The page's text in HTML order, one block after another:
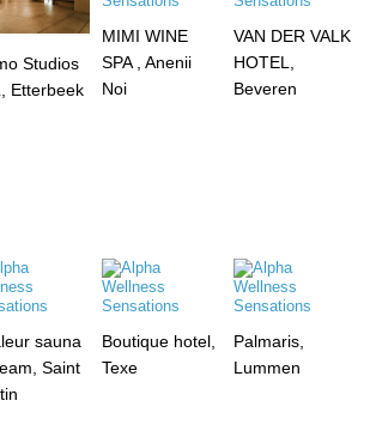
Studios
Etterbeek
MIMI WINE
SPA , Anenii
Noi
VAN DER VALK
HOTEL,
Beveren
sauna
Saint
Boutique hotel,
Texe
Palmaris,
Lummen